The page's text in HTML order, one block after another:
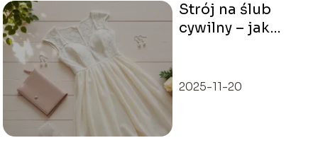
Strój na ślub
cywilny – jak
2025-11-20